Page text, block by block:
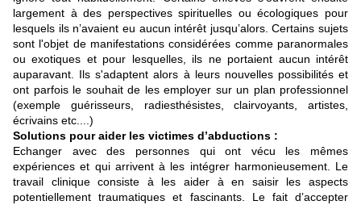
largement à des perspectives spirituelles ou écologiques pour
lesquels ils n’avaient eu aucun intérêt jusqu’alors. Certains sujets
sont l'objet de manifestations considérées comme paranormales
ou exotiques et pour lesquelles, ils ne portaient aucun intérêt
auparavant. Ils s'adaptent alors à leurs nouvelles possibilités et
ont parfois le souhait de les employer sur un plan professionnel
(exemple guérisseurs, radiesthésistes, clairvoyants, artistes,
écrivains etc....)
Solutions pour aider les victimes d’abductions :
Echanger avec des personnes qui ont vécu les mêmes
expériences et qui arrivent à les intégrer harmonieusement. Le
travail clinique consiste à les aider à en saisir les aspects
potentiellement traumatiques et fascinants. Le fait d’accepter